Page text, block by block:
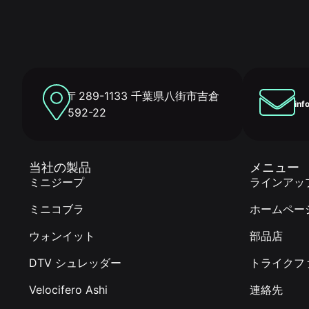
〒289-1133 千葉県八街市吉倉
592-22
当社の製品
ミニジープ
ミニコブラ
ウォンイット
DTV シュレッダー
Velocifero Ashi
メニュー
ラインアッ
ホームペー
部品店
トライク
連絡先